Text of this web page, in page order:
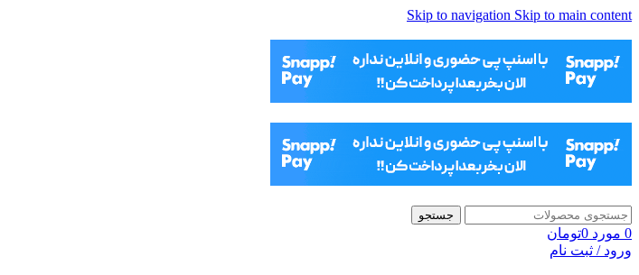
Skip to navigation Skip to main content
جستجو
0 مورد 0تومان
ورود / ثبت نام